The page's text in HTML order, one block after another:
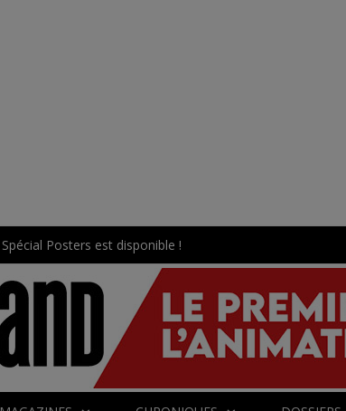
Posters est disponible !